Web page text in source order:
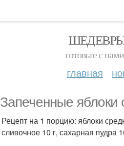
готовьте с
главная
Запеченные
Рецепт на 1 порцию: яблоки
сливочное 10 г, сахарная пудра